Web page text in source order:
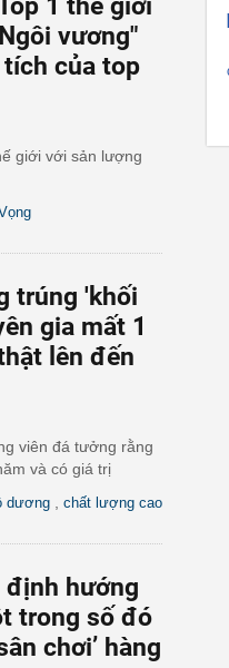
1 thế giới
vương"
của top
giới với sản lượng
trúng 'khối
gia mất 1
lên đến
viên đá tưởng rằng
và có giá trị
dương chất lượng cao
định hướng
trong số đó
chơi’ hàng